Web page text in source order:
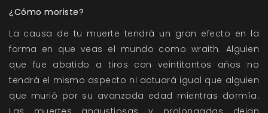
¿Cómo moriste?
La causa de tu muerte tendrá un gran efecto en la
forma en que veas el mundo como wraith. Alguien
que fue abatido a tiros con veintitantos años no
tendrá el mismo aspecto ni actuará igual que alguien
que murió por su avanzada edad mientras dormía.